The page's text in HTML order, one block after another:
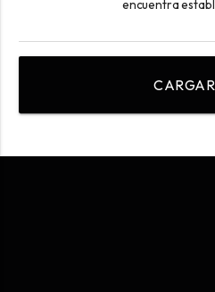
encuentra